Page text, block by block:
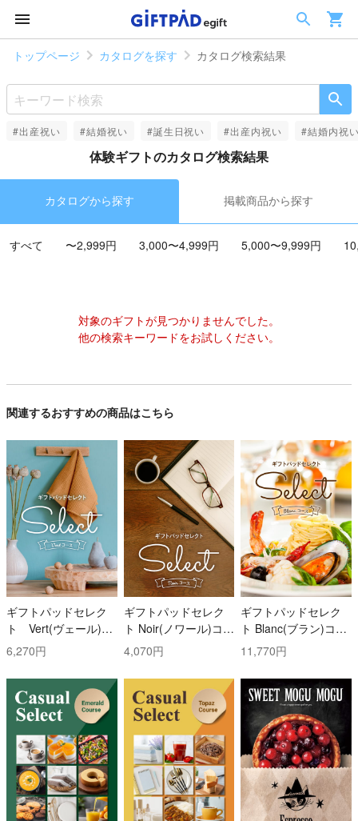
トップページ カタログを探す カタログ検索結果
#出産祝い #結婚祝い #誕生日祝い #出産内祝い #結婚内祝
体験ギフトのカタログ検索結果
カタログから探す 掲載商品から探す
すべて 〜2,999円 3,000〜4,999円 5,000〜9,999円
対象のギフトが見つかりませんでした。
他の検索キーワードをお試しください。
関連するおすすめの商品はこちら
ギフトパッドセレク
ト Vert(ヴェール)コ
ース
6,270円
ギフトパッドセレク
ト Noir(ノワール)コー
ス
4,070円
ギフトパッドセレク
ト Blanc(ブラン)コー
ス
11,770円